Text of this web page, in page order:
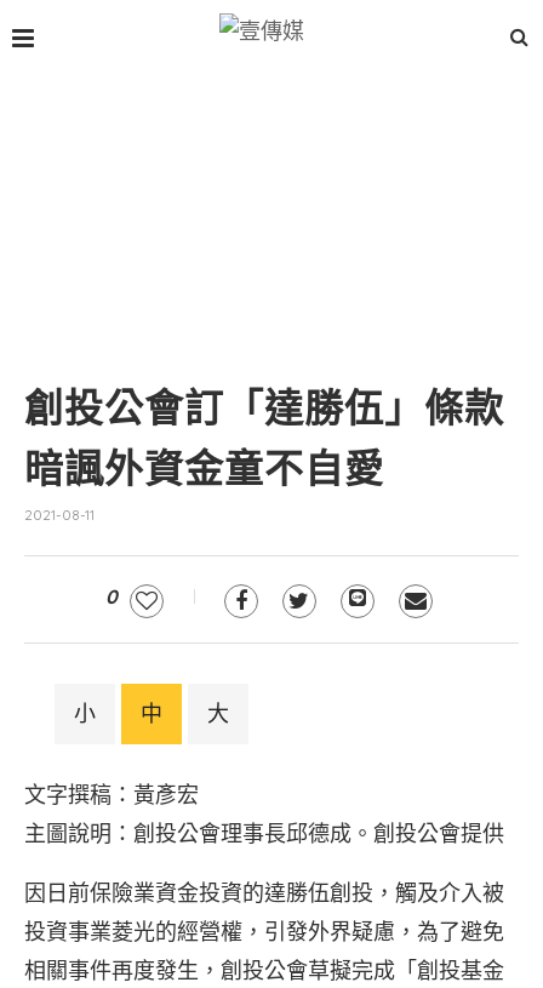
創投公會訂「達勝伍」條款
暗諷外資金童不自愛
2021-08-11
0
小 中 大
文字撰稿：黃彥宏
主圖說明：創投公會理事長邱德成。創投公會提供
因日前保險業資金投資的達勝伍創投，觸及介入被
投資事業菱光的經營權，引發外界疑慮，為了避免
相關事件再度發生，創投公會草擬完成「創投基金